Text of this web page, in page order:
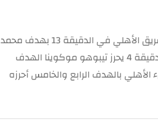
في الدقيقة 4 أحرز مارسيلو أليندي الهدف الأول لفريق صن داونز، ليتعادل فريق الأهلي في الدقيقة 13 بهدف محمد
شريف ، ليعود صن داونز ويحرز زواني الهدف الثانى في الدقيقة 24 وفي الدقيقة 4 يحرز تيبوهو موكوينا الهدف
الأهلي بالهدف الرابع والخامس أحرزه